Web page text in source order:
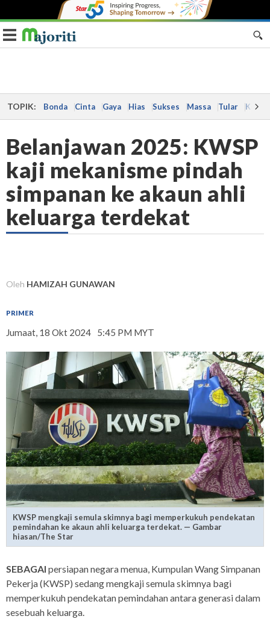
Toggle navigation
TOPIK: Bonda Cinta Gaya Hias Sukses Massa Tular Kes
Belanjawan 2025: KWSP
kaji mekanisme pindah
simpanan ke akaun ahli
keluarga terdekat
Oleh HAMIZAH GUNAWAN
PRIMER
Jumaat, 18 Okt 2024 5:45 PM MYT
KWSP mengkaji semula skimnya bagi memperkukuh pendekatan
pemindahan ke akaun ahli keluarga terdekat. — Gambar
hiasan/The Star
SEBAGAI persiapan negara menua, Kumpulan Wang Simpanan
Pekerja (KWSP) sedang mengkaji semula skimnya bagi
memperkukuh pendekatan pemindahan antara generasi dalam
sesebuah keluarga.